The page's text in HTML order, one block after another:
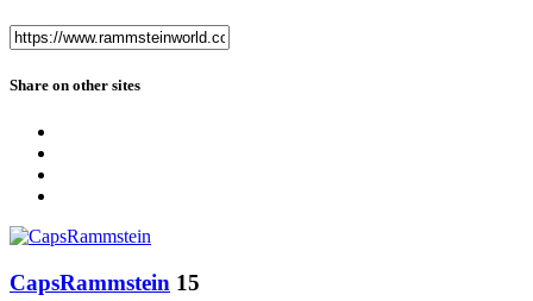
Share on other sites
CapsRammstein 15